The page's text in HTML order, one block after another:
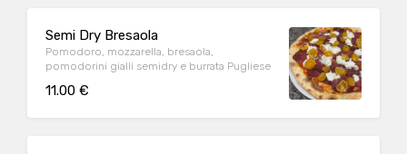
Semi Dry Bresaola
Pomodoro, mozzarella, bresaola,
pomodorini gialli semidry e burrata Pugliese
11.00 €